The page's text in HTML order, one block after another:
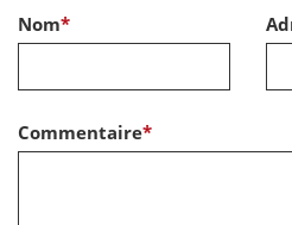
Nom*
Commentaire*